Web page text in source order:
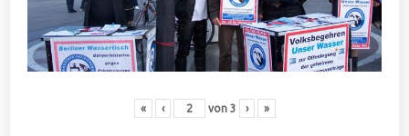
« ‹ von 3 › »